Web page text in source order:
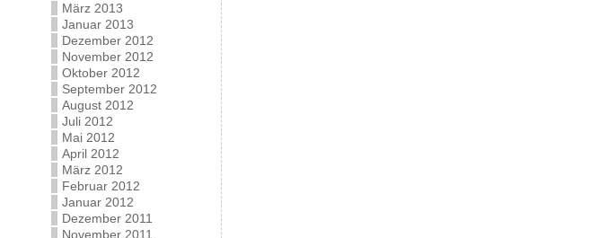
März 2013
Januar 2013
Dezember 2012
November 2012
Oktober 2012
September 2012
August 2012
Juli 2012
Mai 2012
April 2012
März 2012
Februar 2012
Januar 2012
Dezember 2011
November 2011